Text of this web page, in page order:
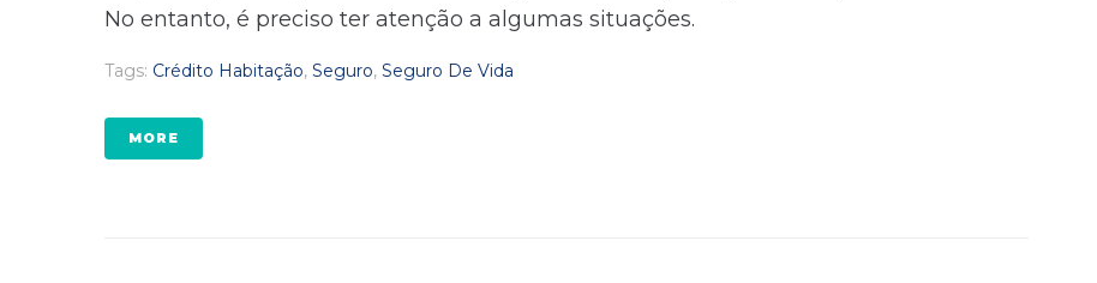
No entanto, é preciso ter atenção a algumas situações.
Tags: Crédito Habitação, Seguro, Seguro De Vida
MORE